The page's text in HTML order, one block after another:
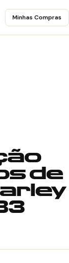
Minhas Compras
de